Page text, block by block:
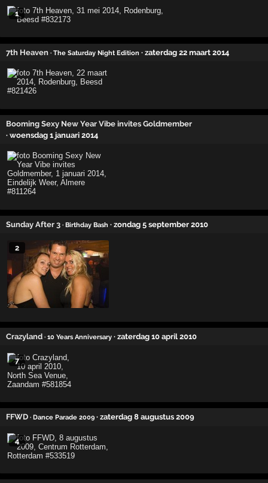
1
7th Heaven · The Saturday Night Edition · zaterdag 22 maart 2014
Booming Sexy New Year Vibe invites Goldmember
· woensdag 1 januari 2014
Sunday After 3 · Birthday Bash · zondag 5 september 2010
2
Crazyland · 10 Years Anniversary · zaterdag 10 april 2010
7
FFWD · Dance Parade 2009 · zaterdag 8 augustus 2009
4